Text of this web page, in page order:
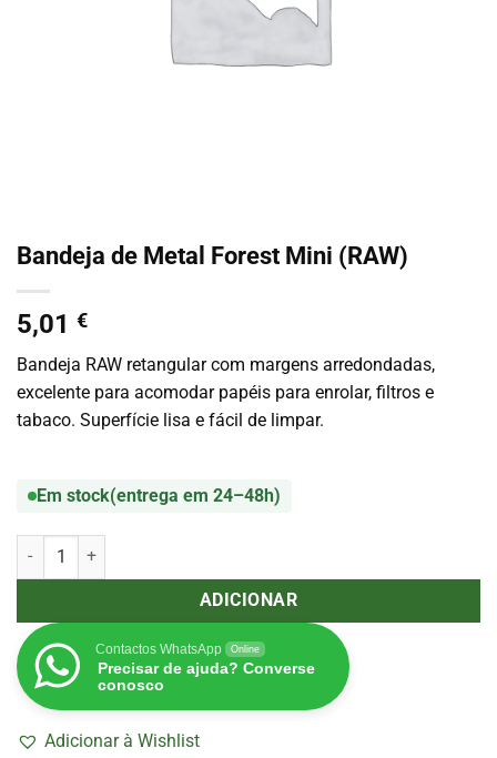
Bandeja de Metal Forest Mini (RAW)
5,01 €
Bandeja RAW retangular com margens arredondadas,
excelente para acomodar papéis para enrolar, filtros e
tabaco. Superfície lisa e fácil de limpar.
Em stock(entrega em 24–48h)
Quantidade de Bandeja de Metal Forest Mini (RAW)
ADICIONAR
Contactos WhatsApp Online
Precisar de ajuda? Converse
conosco
Adicionar à Wishlist